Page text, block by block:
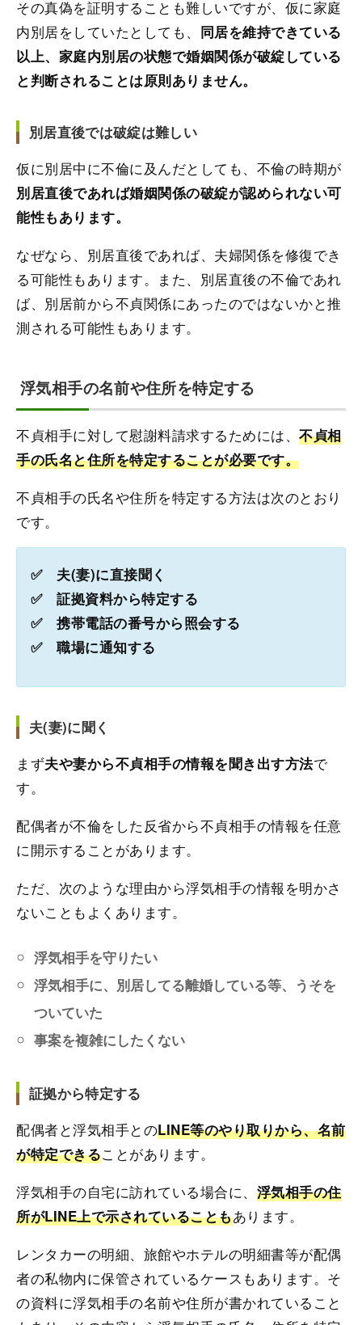
その真偽を証明することも難しいですが、仮に家庭
内別居をしていたとしても、 同居を維持できている
以上、家庭内別居の状態で婚姻関係が破綻している
と判断されることは原則ありません。
別居直後では破綻は難しい
仮に別居中に不倫に及んだとしても、不倫の時期が
別居直後であれば婚姻関係の破綻が認められない可
能性もあります。
なぜなら、別居直後であれば、夫婦関係を修復でき
る可能性もあります。また、別居直後の不倫であれ
ば、別居前から不貞関係にあったのではないかと推
測される可能性もあります。
浮気相手の名前や住所を特定する
不貞相手に対して慰謝料請求するためには、不貞相
手の氏名と住所を特定することが必要です。
不貞相手の氏名や住所を特定する方法は次のとおり
です。
✅ 夫(妻)に直接聞く
✅ 証拠資料から特定する
✅ 携帯電話の番号から照会する
✅ 職場に通知する
夫(妻)に聞く
まず夫や妻から不貞相手の情報を聞き出す方法で
す。
配偶者が不倫をした反省から不貞相手の情報を任意
に開示することがあります。
ただ、次のような理由から浮気相手の情報を明かさ
ないこともよくあります。
浮気相手を守りたい
浮気相手に、別居してる離婚している等、うそを
ついていた
事案を複雑にしたくない
証拠から特定する
配偶者と浮気相手とのLINE等のやり取りから、名前
が特定できることがあります。
浮気相手の自宅に訪れている場合に、 浮気相手の住
所がLINE上で示されていることもあります。
レンタカーの明細、旅館やホテルの明細書等が配偶
者の私物内に保管されているケースもあります。そ
の資料に浮気相手の名前や住所が書かれていること